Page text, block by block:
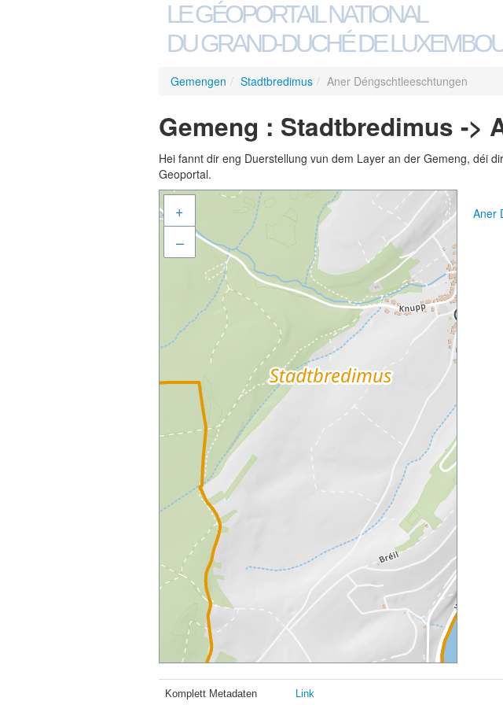
LE GÉOPORTAIL NATIONAL
DU GRAND-DUCHÉ DE
Gemengen / Stadtbredimus / Aner Déngschtleeschtungen
Gemeng : Stadtbredimus ->
Hei fannt dir eng Duerstellung vun dem Layer an der Gemeng, déi
Geoportal.
+
–
Aner
Komplett Metadaten Link